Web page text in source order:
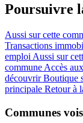
Poursuivre
Aussi sur cette
Transactions
emploi Aussi sur
commune Accès
découvrir Boutique
principale Retour à
Communes